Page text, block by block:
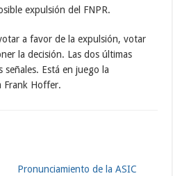
expulsión del FNPR.
a favor de la expulsión, votar
la decisión. Las dos últimas
señales. Está en juego la
Frank Hoffer.
Pronunciamiento de la ASIC